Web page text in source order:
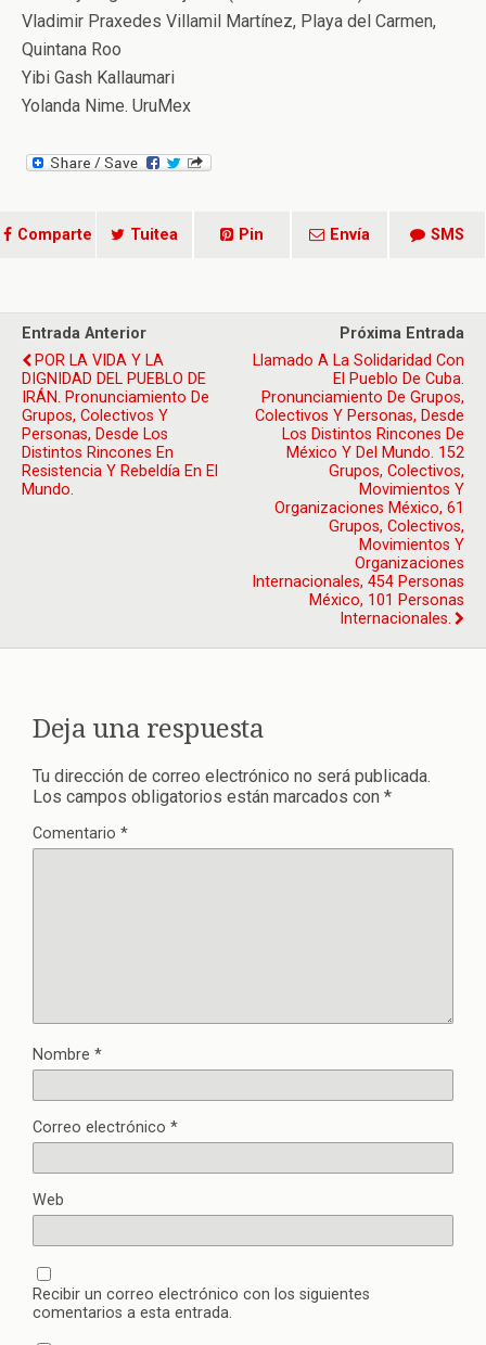
Vladimir Praxedes Villamil Martínez, Playa del Carmen,
Quintana Roo
Yibi Gash Kallaumari
Yolanda Nime. UruMex
Comparte Tuitea Pin Envía SMS
Entrada Anterior
POR LA VIDA Y LA
DIGNIDAD DEL PUEBLO DE
IRÁN. Pronunciamiento De
Grupos, Colectivos Y
Personas, Desde Los
Distintos Rincones En
Resistencia Y Rebeldía En El
Mundo.
Próxima Entrada
Llamado A La Solidaridad Con
El Pueblo De Cuba.
Pronunciamiento De Grupos,
Colectivos Y Personas, Desde
Los Distintos Rincones De
México Y Del Mundo. 152
Grupos, Colectivos,
Movimientos Y
Organizaciones México, 61
Grupos, Colectivos,
Movimientos Y
Organizaciones
Internacionales, 454 Personas
México, 101 Personas
Internacionales.
Deja una respuesta
Tu dirección de correo electrónico no será publicada.
Los campos obligatorios están marcados con *
Comentario *
Nombre *
Correo electrónico *
Web
Recibir un correo electrónico con los siguientes
comentarios a esta entrada.